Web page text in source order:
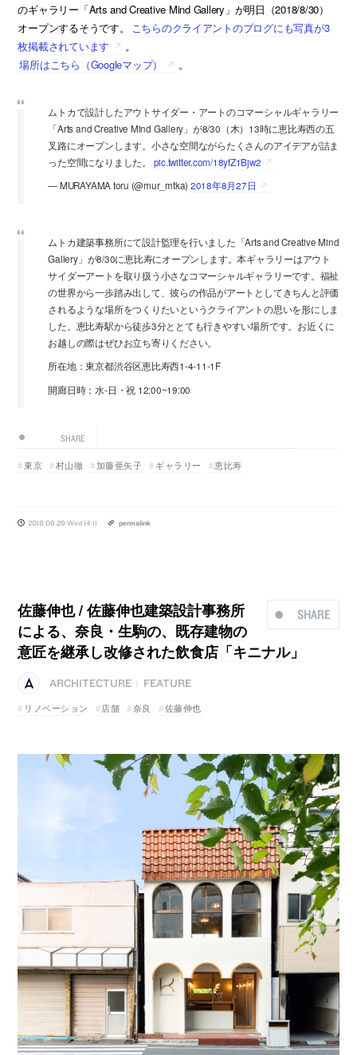
のギャラリー「Arts and Creative Mind Gallery」が明日（2018/8/30）
オープンするそうです。
こちらのクライアントのブログにも写真が3
枚掲載されています
。
場所はこちら（Googleマップ）
。
ムトカで設計したアウトサイダー・アートのコマーシャルギャラリー
「Arts and Creative Mind Gallery」が8/30（木）13時に恵比寿西の五
叉路にオープンします。小さな空間ながらたくさんのアイデアが詰ま
った空間になりました。 pic.twitter.com/18yfZ1Bjw2
— MURAYAMA toru (@mur_mtka) 2018年8月27日
ムトカ建築事務所にて設計監理を行いました「Arts and Creative Mind
Gallery」が8/30に恵比寿にオープンします。本ギャラリーはアウト
サイダーアートを取り扱う小さなコマーシャルギャラリーです。福祉
の世界から一歩踏み出して、彼らの作品がアートとしてきちんと評価
されるような場所をつくりたいというクライアントの思いを形にしま
した。恵比寿駅から徒歩3分ととても行きやすい場所です。お近くに
お越しの際はぜひお立ち寄りください。
所在地：東京都渋谷区恵比寿西1-4-11-1F
開廊日時：水-日・祝 12:00~19:00
SHARE
東京 村山徹 加藤亜矢子 ギャラリー 恵比寿
2018.08.29 Wed 14:11 permalink
SHARE
佐藤伸也 / 佐藤伸也建築設計事務所
による、奈良・生駒の、既存建物の
意匠を継承し改修された飲食店「キニナル」
ARCHITECTURE
FEATURE
リノベーション
店舗 奈良 佐藤伸也